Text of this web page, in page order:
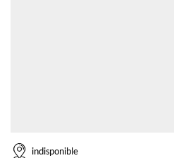
indisponible